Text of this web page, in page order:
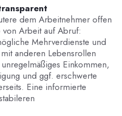
dem Arbeitnehmer offen
Arbeit auf Abruf:
Mehrverdienste und
anderen Lebensrollen
Einkommen,
und ggf. erschwerte
Eine informierte